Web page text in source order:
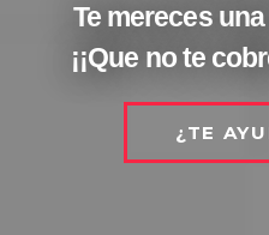
Te mereces
¡¡Que no te
¿TE